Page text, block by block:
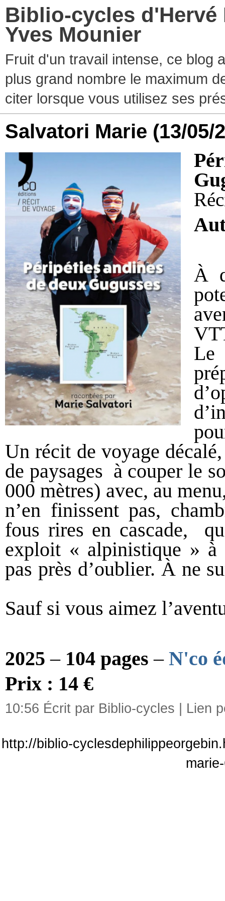
Biblio-cycles d'Hervé
Yves Mounier
Fruit d'un travail intense, ce blog
plus grand nombre le maximum
citer lorsque vous utilisez ses
Salvatori Marie (13/05/
À
Un récit de voyage
de paysages à couper le
000 mètres) avec, au
n’en finissent pas,
fous rires en cascade,
exploit « alpinistique » à
pas près d’oublier. À ne
Sauf si vous aimez
2025 – 104 pages – N'co
Prix : 14 €
10:56 Écrit par Biblio-cycles | Lien
http://biblio-